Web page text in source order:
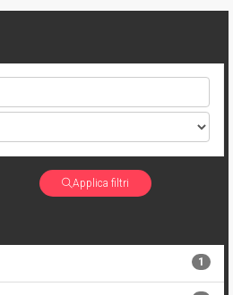
Applica filtri
1